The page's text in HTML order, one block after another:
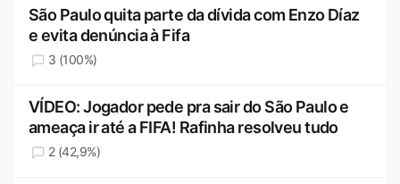
São Paulo quita parte da dívida com Enzo Díaz
e evita denúncia à Fifa
3 (100%)
VÍDEO: Jogador pede pra sair do São Paulo e
ameaça ir até a FIFA! Rafinha resolveu tudo
2 (42,9%)